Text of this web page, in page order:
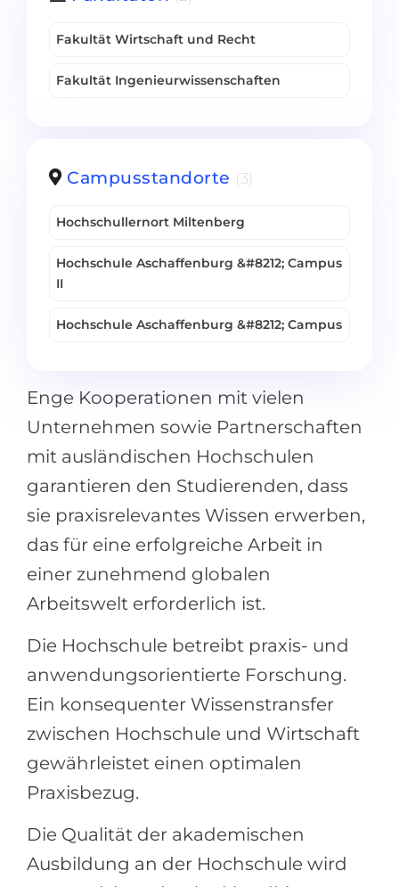
Fakultät Wirtschaft und Recht
Fakultät Ingenieurwissenschaften
Campusstandorte (3)
Hochschullernort Miltenberg
Hochschule Aschaffenburg &#8212; Campus
II
Hochschule Aschaffenburg &#8212; Campus
Enge Kooperationen mit vielen
Unternehmen sowie Partnerschaften
mit ausländischen Hochschulen
garantieren den Studierenden, dass
sie praxisrelevantes Wissen erwerben,
das für eine erfolgreiche Arbeit in
einer zunehmend globalen
Arbeitswelt erforderlich ist.
Die Hochschule betreibt praxis- und
anwendungsorientierte Forschung.
Ein konsequenter Wissenstransfer
zwischen Hochschule und Wirtschaft
gewährleistet einen optimalen
Praxisbezug.
Die Qualität der akademischen
Ausbildung an der Hochschule wird